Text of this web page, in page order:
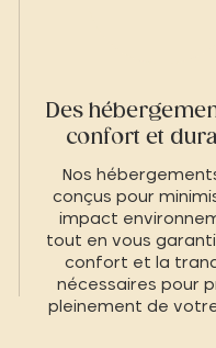
Des
confort et
Nos
conçus pour
impact
tout en vous
confort et la
nécessaires pour
pleinement de